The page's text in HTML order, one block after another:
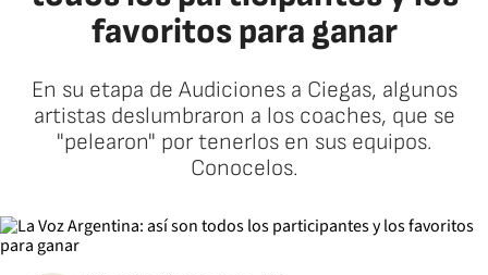
favoritos para ganar
En su etapa de Audiciones a Ciegas, algunos
artistas deslumbraron a los coaches, que se
"pelearon" por tenerlos en sus equipos.
Conocelos.